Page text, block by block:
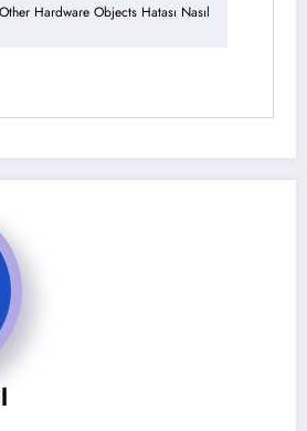
Hardware Objects Hatası Nasıl